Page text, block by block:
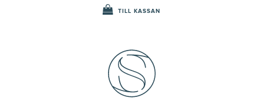
TILL KASSAN